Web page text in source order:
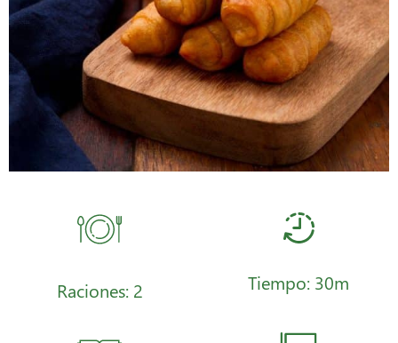
Raciones: 2 Tiempo: 30m